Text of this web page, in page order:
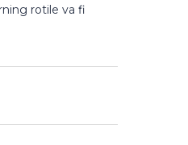
rotile va fi